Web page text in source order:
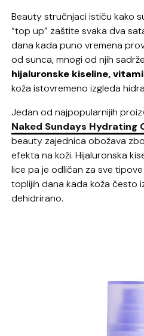
Beauty stručnjaci ističu kako
“top up” zaštite svaka dva
dana kada puno vremena
od sunca, mnogi od njih
hijaluronske kiseline,
koža istovremeno izgleda
Jedan od najpopularnijih
Naked Sundays Hydrating
beauty zajednica obožava
efekta na koži. Hijaluronska
lice pa je odličan za sve
toplijih dana kada koža često
dehidrirano.